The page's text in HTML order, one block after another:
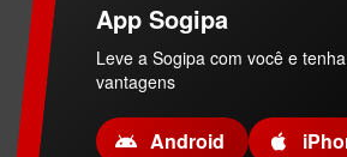
App Sogipa
Leve a Sogipa com você e
vantagens
Android